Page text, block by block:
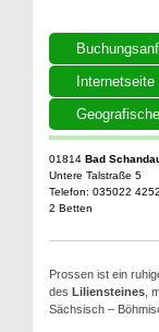
Internetseite
01814 Bad
Untere Talstraße 5
Telefon: 035022
2 Betten
Prossen ist ein
des Liliensteines ,
Sächsisch –